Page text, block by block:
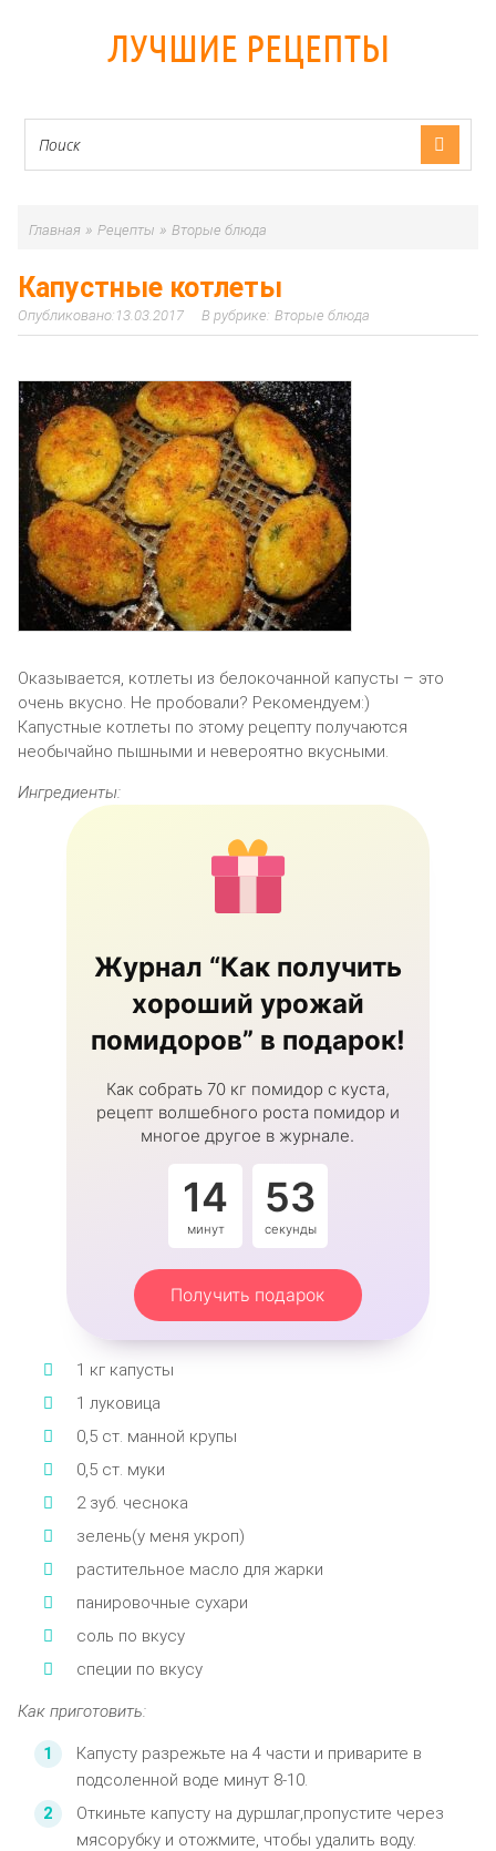
ЛУЧШИЕ РЕЦЕПТЫ
Главная » Рецепты » Вторые блюда
Капустные котлеты
13.03.2017 Вторые блюда
Оказывается, котлеты из белокочанной капусты – это
очень вкусно. Не пробовали? Рекомендуем:)
Капустные котлеты по этому рецепту получаются
необычайно пышными и невероятно вкусными.
Ингредиенты:
Журнал “Как получить
хороший урожай
помидоров” в подарок!
Как собрать 70 кг помидор с куста,
рецепт волшебного роста помидор и
многое другое в журнале.
14
минут
53
секунды
Получить подарок
1 кг капусты
1 луковица
0,5 ст. манной крупы
0,5 ст. муки
2 зуб. чеснока
зелень(у меня укроп)
растительное масло для жарки
панировочные сухари
соль по вкусу
специи по вкусу
Как приготовить:
Капусту разрежьте на 4 части и приварите в
подсоленной воде минут 8-10.
Откиньте капусту на дуршлаг,пропустите через
мясорубку и отожмите, чтобы удалить воду.